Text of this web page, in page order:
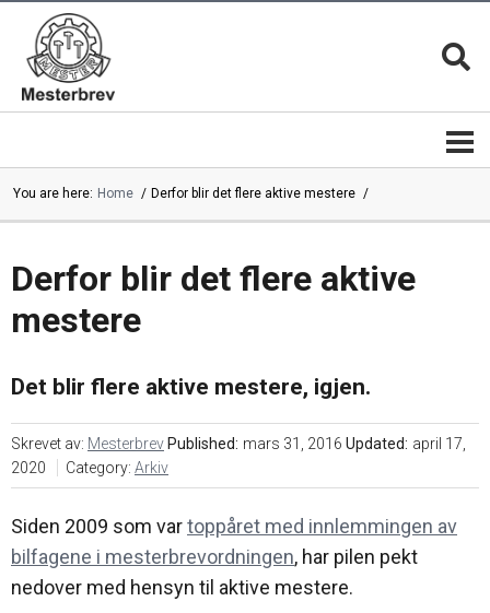
Mesterkvalifikasjonen
Mestermerket
er
Kontakt
oss
Karriere
mesterbedrifter
alltid en
mester
Mesterbrevnemndas
i
markedsføring
Årsavgift
mester
Studieplaner
mesterbrev
You are here: Home Derfor blir det flere aktive mestere
Derfor blir det flere aktive
mestere
Det blir flere aktive mestere, igjen.
Skrevet av: Mesterbrev Published: mars 31, 2016 Updated: april 17,
2020
Category: Arkiv
Siden 2009 som vartoppåret med innlemmingen av
bilfagene i mesterbrevordningen, har pilen pekt
nedover med hensyn til aktive mestere.